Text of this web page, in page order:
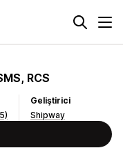
RCS
Geliştirici
Shipway